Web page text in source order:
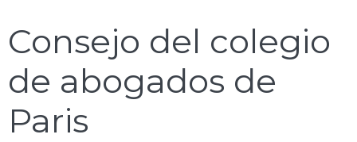
Consejo del colegio
de abogados de
Paris